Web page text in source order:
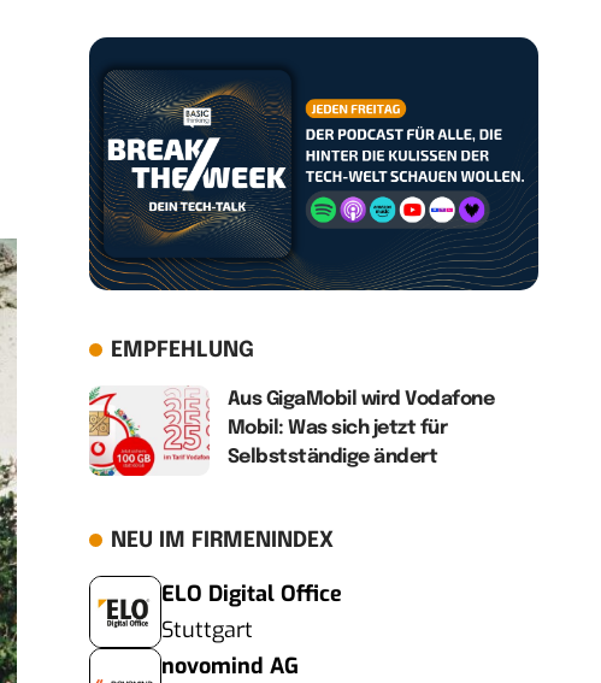
EMPFEHLUNG
Aus GigaMobil wird Vodafone
Mobil: Was sich jetzt für
Selbstständige ändert
NEU IM FIRMENINDEX
ELO Digital Office
Stuttgart
novomind AG